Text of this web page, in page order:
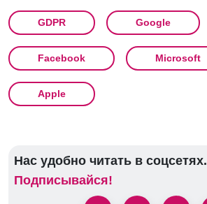
GDPR Google
Facebook Microsoft
Apple
Нас удобно читать в соцсетях.
Подписывайся!